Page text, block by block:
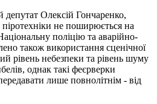
депутат Олексій Гончаренко,
не поширюється на
поліцію та аварійно-
також використання сценічної
рівень небезпеки та рівень шуму
однак такі феєрверки
лише повнолітнім - від